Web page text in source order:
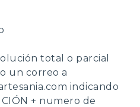
total o parcial
un correo a
indicando
+ numero de